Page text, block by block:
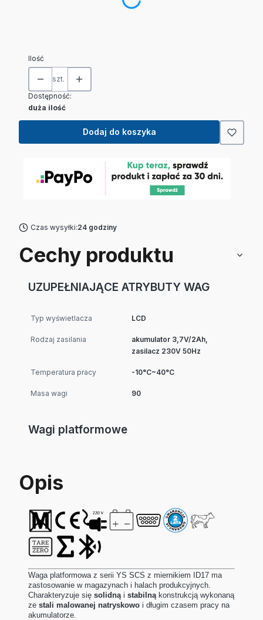
Obciążenie (max) i dokładność
Ilość
szt.
Dostępność:
duża ilość
Dodaj do koszyka
Czas wysyłki:24 godziny
Cechy produktu
UZUPEŁNIAJĄCE ATRYBUTY WAG
Typ wyświetlacza LCD
Rodzaj zasilania
akumulator 3,7V/2Ah,
zasilacz 230V 50Hz
Temperatura pracy -10°C~40°C
Masa wagi 90
Wagi platformowe
Opis
Waga platformowa z serii YS SCS z miernikiem ID17 ma
zastosowanie w magazynach i halach produkcyjnych.
Charakteryzuje się solidną i stabilną konstrukcją wykonaną
ze stali malowanej natryskowo i długim czasem pracy na
akumulatorze.